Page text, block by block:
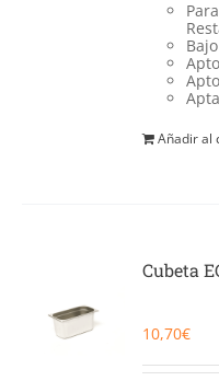
Añadir al
Cubeta
10,70€